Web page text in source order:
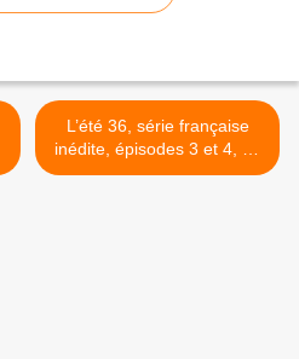
L’été 36, série française
inédite, épisodes 3 et 4, ce
soir à 21h10 sur TF1 >